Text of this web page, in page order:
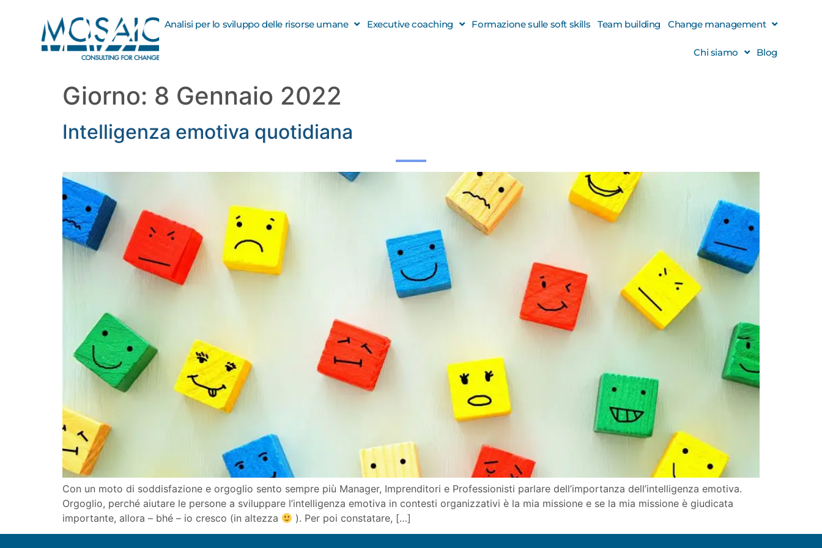
Analisi per lo sviluppo delle risorse umane Executive coaching Formazione sulle soft skills Team building Change management
Chi siamo Blog
Giorno: 8 Gennaio 2022
Intelligenza emotiva quotidiana
Con un moto di soddisfazione e orgoglio sento sempre più Manager, Imprenditori e Professionisti parlare dell’importanza dell’intelligenza emotiva.
Orgoglio, perché aiutare le persone a sviluppare l’intelligenza emotiva in contesti organizzativi è la mia missione e se la mia missione è giudicata
importante, allora – bhé – io cresco (in altezza
). Per poi constatare, […]